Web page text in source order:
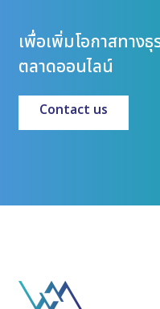
เพื่อเพิ่มโอกาสทาง
ตลาดออนไลน์
Contact us